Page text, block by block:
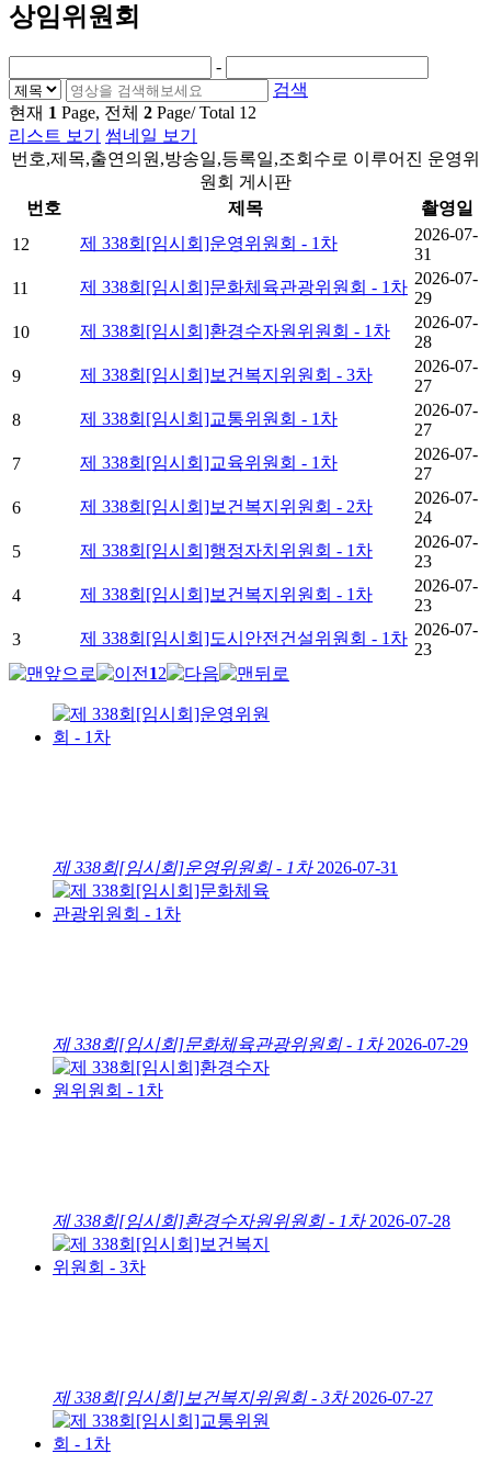
상임위원회
-
검색
현재 1 Page, 전체 2 Page/ Total 12
리스트 보기
썸네일 보기
번호,제목,출연의원,방송일,등록일,조회수로 이루어진 운영위
원회 게시판
번호
제목
촬영일
12
제 338회[임시회]운영위원회 - 1차
2026-07-
31
11
제 338회[임시회]문화체육관광위원회 - 1차 2026-07-
29
10
제 338회[임시회]환경수자원위원회 - 1차
2026-07-
28
9
제 338회[임시회]보건복지위원회 - 3차
2026-07-
27
8
제 338회[임시회]교통위원회 - 1차
2026-07-
27
7
제 338회[임시회]교육위원회 - 1차
2026-07-
27
6
제 338회[임시회]보건복지위원회 - 2차
2026-07-
24
5
제 338회[임시회]행정자치위원회 - 1차
2026-07-
23
4
제 338회[임시회]보건복지위원회 - 1차
2026-07-
23
3
제 338회[임시회]도시안전건설위원회 - 1차 2026-07-
23
12
제 338회[임시회]운영위원회 - 1차 2026-07-31
제 338회[임시회]문화체육관광위원회 - 1차 2026-07-29
제 338회[임시회]환경수자원위원회 - 1차 2026-07-28
제 338회[임시회]보건복지위원회 - 3차 2026-07-27